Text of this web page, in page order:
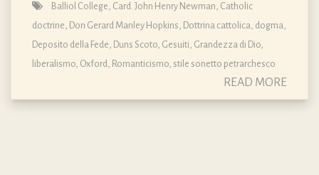
Balliol College Card. John Henry Newman Catholic
doctrine Don Gerard Manley Hopkins Dottrina cattolica, dogma,
Deposito della Fede Duns Scoto Gesuiti Grandezza di Dio
liberalismo Oxford Romanticismo stile sonetto petrarchesco
READ MORE